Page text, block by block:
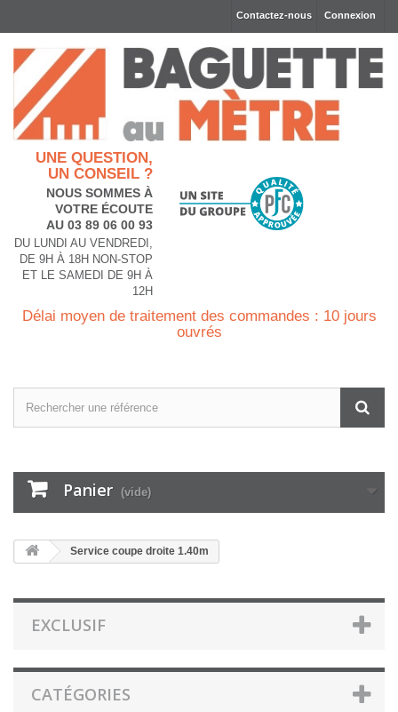
Connexion
Contactez-nous
UNE QUESTION,
UN CONSEIL ?
NOUS SOMMES À
VOTRE ÉCOUTE
AU 03 89 06 00 93
DU LUNDI AU VENDREDI,
DE 9H À 18H NON-STOP
ET LE SAMEDI DE 9H À
12H
Délai moyen de traitement des commandes : 10 jours
ouvrés
Panier (vide)
Service coupe droite 1.40m
EXCLUSIF
CATÉGORIES